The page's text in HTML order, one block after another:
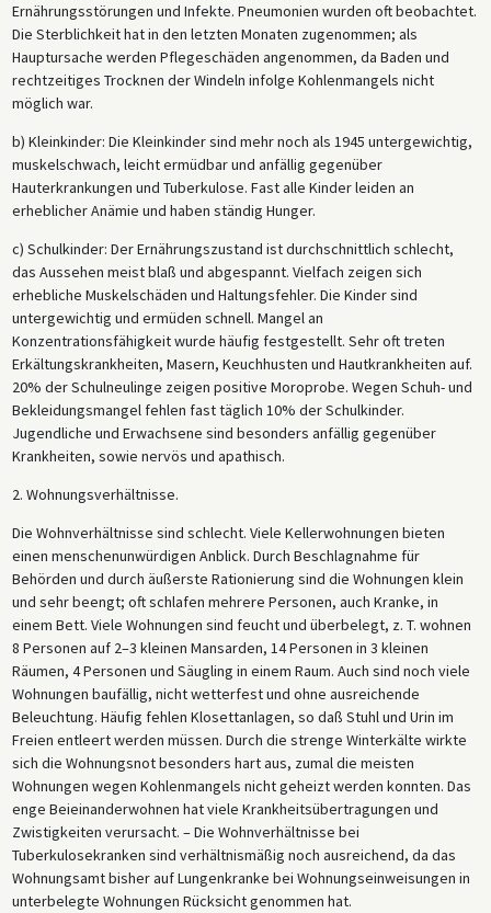
Ernährungsstörungen und Infekte. Pneumonien wurden oft beobachtet.
Die Sterblichkeit hat in den letzten Monaten zugenommen; als
Hauptursache werden Pflegeschäden angenommen, da Baden und
rechtzeitiges Trocknen der Windeln infolge Kohlenmangels nicht
möglich war.
b) Kleinkinder: Die Kleinkinder sind mehr noch als 1945 untergewichtig,
muskelschwach, leicht ermüdbar und anfällig gegenüber
Hauterkrankungen und Tuberkulose. Fast alle Kinder leiden an
erheblicher Anämie und haben ständig Hunger.
c) Schulkinder: Der Ernährungszustand ist durchschnittlich schlecht,
das Aussehen meist blaß und abgespannt. Vielfach zeigen sich
erhebliche Muskelschäden und Haltungsfehler. Die Kinder sind
untergewichtig und ermüden schnell. Mangel an
Konzentrationsfähigkeit wurde häufig festgestellt. Sehr oft treten
Erkältungskrankheiten, Masern, Keuchhusten und Hautkrankheiten auf.
20% der Schulneulinge zeigen positive Moroprobe. Wegen Schuh- und
Bekleidungsmangel fehlen fast täglich 10% der Schulkinder.
Jugendliche und Erwachsene sind besonders anfällig gegenüber
Krankheiten, sowie nervös und apathisch.
2. Wohnungsverhältnisse.
Die Wohnverhältnisse sind schlecht. Viele Kellerwohnungen bieten
einen menschenunwürdigen Anblick. Durch Beschlagnahme für
Behörden und durch äußerste Rationierung sind die Wohnungen klein
und sehr beengt; oft schlafen mehrere Personen, auch Kranke, in
einem Bett. Viele Wohnungen sind feucht und überbelegt, z. T. wohnen
8 Personen auf 2–3 kleinen Mansarden, 14 Personen in 3 kleinen
Räumen, 4 Personen und Säugling in einem Raum. Auch sind noch viele
Wohnungen baufällig, nicht wetterfest und ohne ausreichende
Beleuchtung. Häufig fehlen Klosettanlagen, so daß Stuhl und Urin im
Freien entleert werden müssen. Durch die strenge Winterkälte wirkte
sich die Wohnungsnot besonders hart aus, zumal die meisten
Wohnungen wegen Kohlenmangels nicht geheizt werden konnten. Das
enge Beieinanderwohnen hat viele Krankheitsübertragungen und
Zwistigkeiten verursacht. – Die Wohnverhältnisse bei
Tuberkulosekranken sind verhältnismäßig noch ausreichend, da das
Wohnungsamt bisher auf Lungenkranke bei Wohnungseinweisungen in
unterbelegte Wohnungen Rücksicht genommen hat.